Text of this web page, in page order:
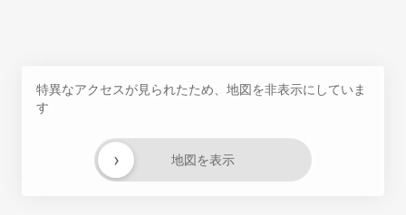
特異なアクセスが見られたため、地図を非表示にしていま
す
地図を表示
›